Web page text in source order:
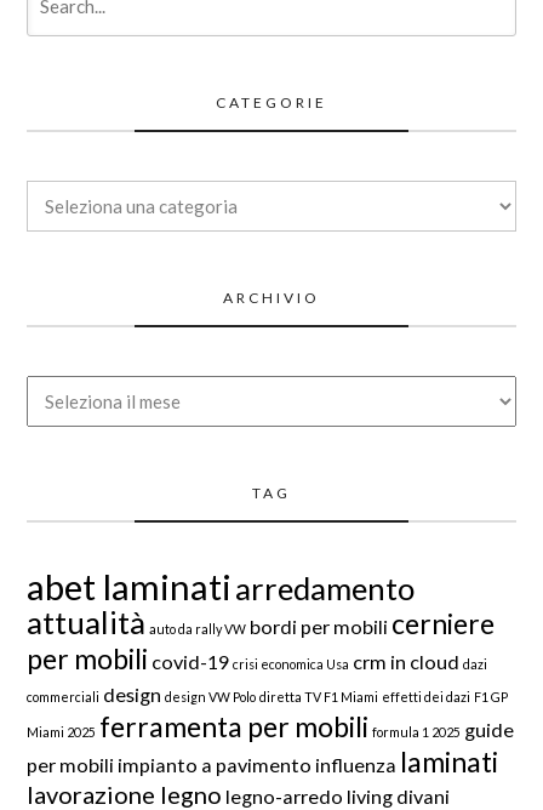
CATEGORIE
Categorie
ARCHIVIO
Archivio
TAG
abet laminati arredamento
attualità auto da rally VW bordi per mobili cerniere
per mobili covid-19 crisi economica Usa crm in cloud dazi
commerciali design design VW Polo diretta TV F1 Miami effetti dei dazi F1 GP
Miami 2025 ferramenta per mobili formula 1 2025 guide
per mobili impianto a pavimento influenza laminati
lavorazione legno legno-arredo living divani